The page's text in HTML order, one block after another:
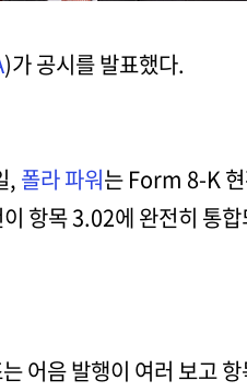
)가 공시를 발표했다.
, 폴라 파워는 Form 8-K 현
항목 3.02에 완전히 통
어음 발행이 여러 보고